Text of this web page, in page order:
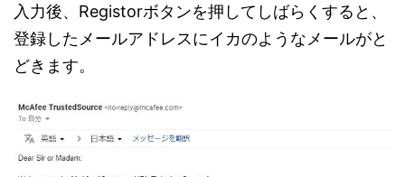
入力後、Registorボタンを押してしばらくすると、
登録したメールアドレスにイカのようなメールがと
どきます。